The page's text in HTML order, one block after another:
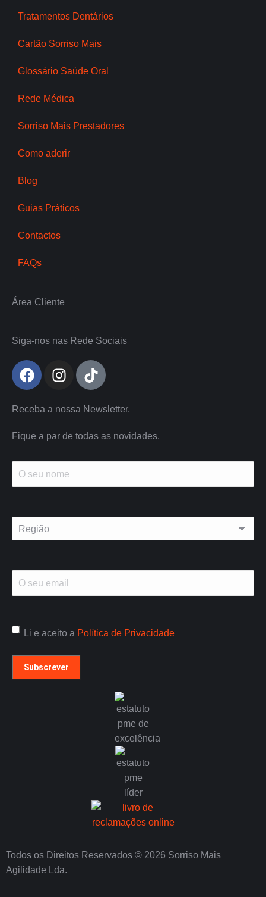
Tratamentos Dentários
Cartão Sorriso Mais
Glossário Saúde Oral
Rede Médica
Sorriso Mais Prestadores
Como aderir
Blog
Guias Práticos
Contactos
FAQs
Área Cliente
Siga-nos nas Rede Sociais
Receba a nossa Newsletter.
Fique a par de todas as novidades.
Política
Privacidade(Obrigatório)
Li e aceito a Política de Privacidade
Todos os Direitos Reservados © 2026 Sorriso Mais
Agilidade Lda.